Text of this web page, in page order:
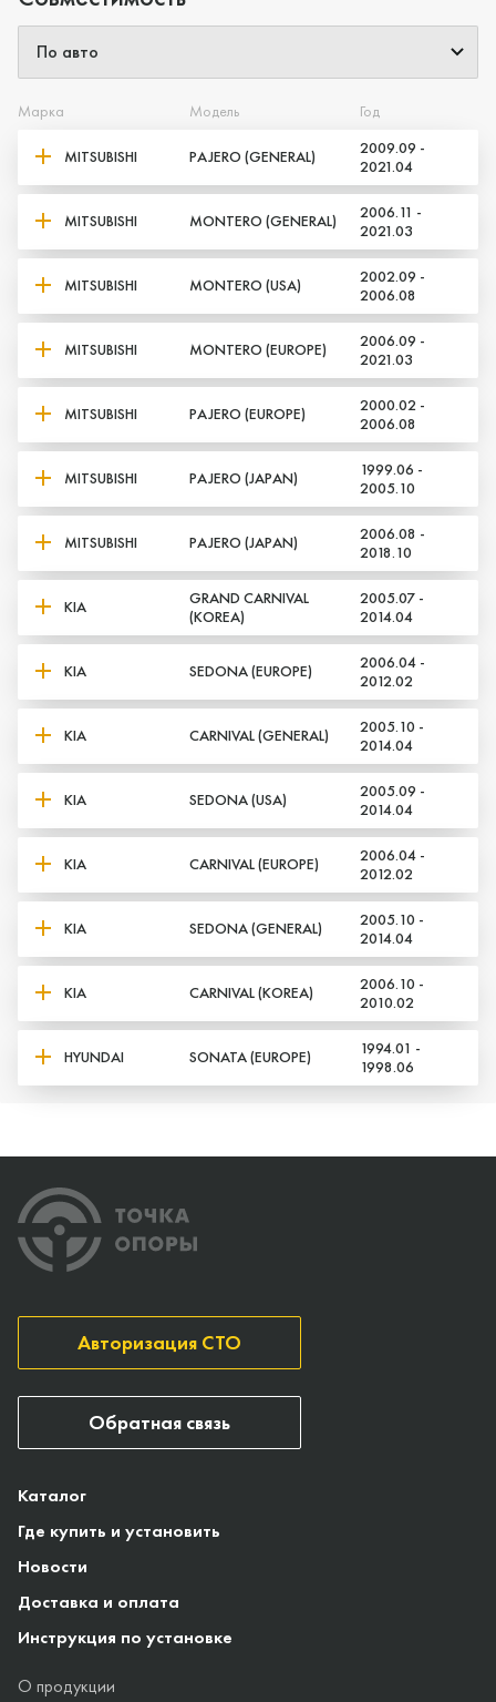
Да, верно Нет, выбрать другой
Марка Модель Год
MITSUBISHI PAJERO (GENERAL)
2009.09 -
2021.04
MITSUBISHI MONTERO (GENERAL)
2006.11 -
2021.03
MITSUBISHI MONTERO (USA)
2002.09 -
2006.08
MITSUBISHI MONTERO (EUROPE)
2006.09 -
2021.03
MITSUBISHI PAJERO (EUROPE)
2000.02 -
2006.08
MITSUBISHI PAJERO (JAPAN)
1999.06 -
2005.10
MITSUBISHI PAJERO (JAPAN)
2006.08 -
2018.10
KIA
GRAND CARNIVAL
(KOREA)
2005.07 -
2014.04
KIA SEDONA (EUROPE)
2006.04 -
2012.02
KIA CARNIVAL (GENERAL)
2005.10 -
2014.04
KIA SEDONA (USA)
2005.09 -
2014.04
KIA CARNIVAL (EUROPE)
2006.04 -
2012.02
KIA SEDONA (GENERAL)
2005.10 -
2014.04
KIA CARNIVAL (KOREA)
2006.10 -
2010.02
HYUNDAI SONATA (EUROPE)
1994.01 -
1998.06
Каталог
Где купить и установить
Новости
Доставка и оплата
Инструкция по установке
О продукции
Авторизация СТО
Обратная связь